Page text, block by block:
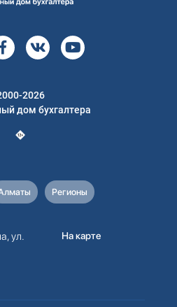
2026
дом бухгалтера
Регионы
ул.
На карте